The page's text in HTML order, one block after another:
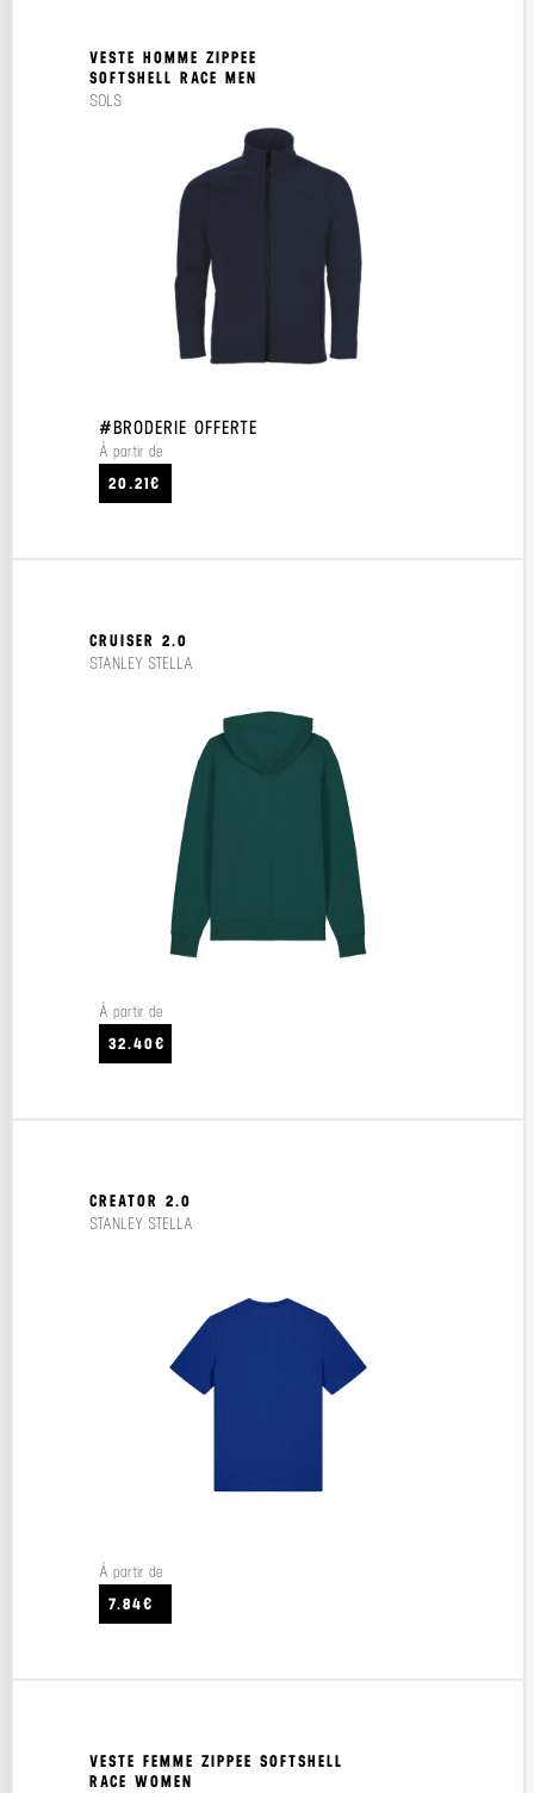
VESTE HOMME ZIPPEE
SOFTSHELL RACE MEN
SOLS
#BRODERIE OFFERTE
À partir de
20.21€
CRUISER 2.0
STANLEY STELLA
À partir de
32.40€
CREATOR 2.0
STANLEY STELLA
À partir de
7.84€
VESTE FEMME ZIPPEE SOFTSHELL
RACE WOMEN